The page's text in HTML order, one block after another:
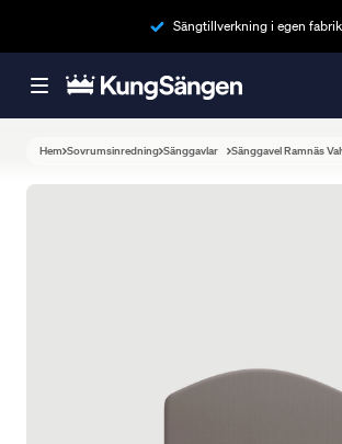
Sängtillverkning i egen fabrik
Hem Sovrumsinredning Sänggavlar Sänggavel Ramnäs